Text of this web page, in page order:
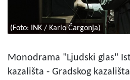
(Foto: INK / Karlo Čargonja)
Monodrama "Ljudski glas"
kazališta - Gradskog